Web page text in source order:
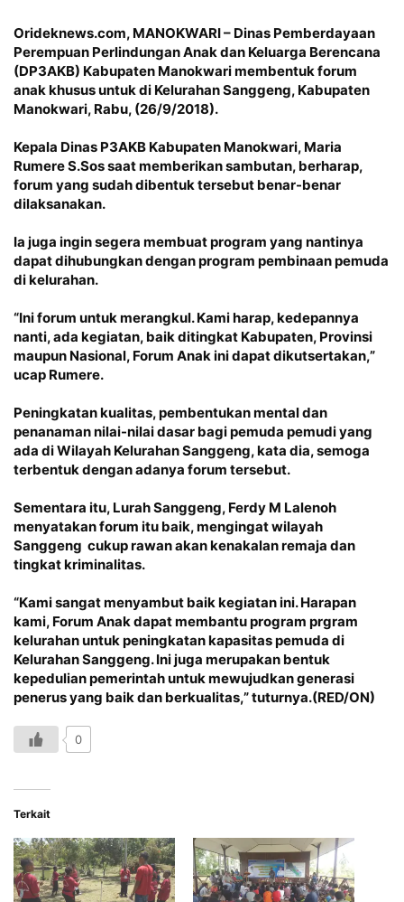
Orideknews.com, MANOKWARI – Dinas Pemberdayaan
Perempuan Perlindungan Anak dan Keluarga Berencana
(DP3AKB) Kabupaten Manokwari membentuk forum
anak khusus untuk di Kelurahan Sanggeng, Kabupaten
Manokwari, Rabu, (26/9/2018).
Kepala Dinas P3AKB Kabupaten Manokwari, Maria
Rumere S.Sos saat memberikan sambutan, berharap,
forum yang sudah dibentuk tersebut benar-benar
dilaksanakan.
Ia juga ingin segera membuat program yang nantinya
dapat dihubungkan dengan program pembinaan pemuda
di kelurahan.
“Ini forum untuk merangkul. Kami harap, kedepannya
nanti, ada kegiatan, baik ditingkat Kabupaten, Provinsi
maupun Nasional, Forum Anak ini dapat dikutsertakan,”
ucap Rumere.
Peningkatan kualitas, pembentukan mental dan
penanaman nilai-nilai dasar bagi pemuda pemudi yang
ada di Wilayah Kelurahan Sanggeng, kata dia, semoga
terbentuk dengan adanya forum tersebut.
Sementara itu, Lurah Sanggeng, Ferdy M Lalenoh
menyatakan forum itu baik, mengingat wilayah
Sanggeng cukup rawan akan kenakalan remaja dan
tingkat kriminalitas.
“Kami sangat menyambut baik kegiatan ini. Harapan
kami, Forum Anak dapat membantu program prgram
kelurahan untuk peningkatan kapasitas pemuda di
Kelurahan Sanggeng. Ini juga merupakan bentuk
kepedulian pemerintah untuk mewujudkan generasi
penerus yang baik dan berkualitas,” tuturnya.(RED/ON)
0
Terkait